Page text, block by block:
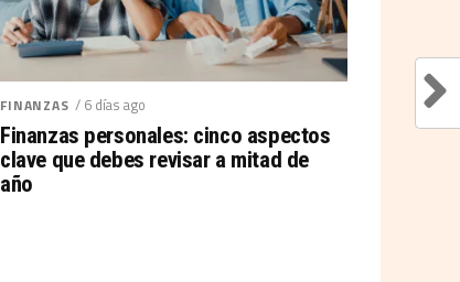
FINANZAS / 6 días ago
Finanzas personales: cinco aspectos
clave que debes revisar a mitad de
año